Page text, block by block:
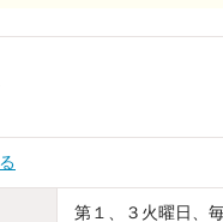
第１、３火曜日、